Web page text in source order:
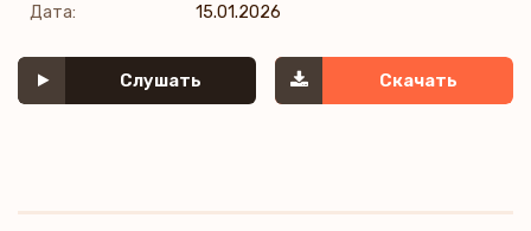
Дата: 15.01.2026
Слушать Скачать